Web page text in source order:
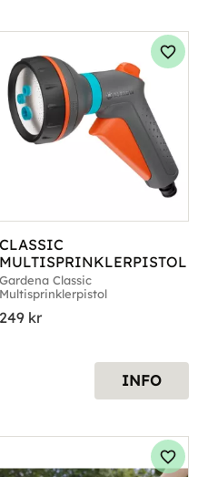
till i favoriter
CLASSIC
MULTISPRINKLERPISTOL
Gardena Classic
Multisprinklerpistol
249 kr
INFO
till i favoriter